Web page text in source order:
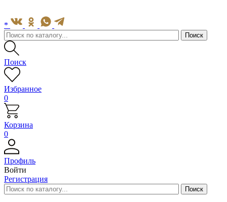
*
Поиск
Избранное
0
Корзина
0
Профиль
Войти
Регистрация